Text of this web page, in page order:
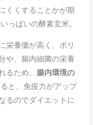
くくすることかが期
っぱいの酵素玄米。
栄養価が高く、ポリ
や、腸内細菌の栄養
ため、 腸内環境の
と、免疫力がアップ
るのでダイエットに